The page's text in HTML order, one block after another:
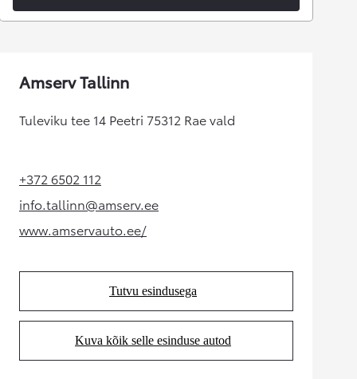
Amserv Tallinn
Tuleviku tee 14 Peetri 75312 Rae vald
+372 6502 112(Opens in new tab)
info.tallinn@amserv.ee
(Opens in new tab)
www.amservauto.ee/
(Opens in new tab)
Tutvu esindusega
(Opens in new tab)
Kuva kõik selle esinduse autod
(Opens in new tab)